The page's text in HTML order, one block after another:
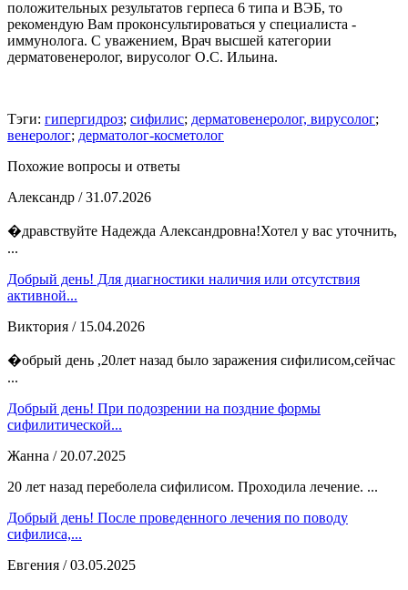
положительных результатов герпеса 6 типа и ВЭБ, то
рекомендую Вам проконсультироваться у специалиста -
иммунолога. С уважением, Врач высшей категории
дерматовенеролог, вирусолог О.С. Ильина.
Тэги: гипергидроз; сифилис; дерматовенеролог, вирусолог;
венеролог; дерматолог-косметолог
Похожие вопросы и ответы
Александр / 31.07.2026
�дравствуйте Надежда Александровна!Хотел у вас уточнить,
...
Добрый день! Для диагностики наличия или отсутствия
активной...
Виктория / 15.04.2026
�обрый день ,20лет назад было заражения сифилисом,сейчас
...
Добрый день! При подозрении на поздние формы
сифилитической...
Жанна / 20.07.2025
20 лет назад переболела сифилисом. Проходила лечение. ...
Добрый день! После проведенного лечения по поводу
сифилиса,...
Евгения / 03.05.2025